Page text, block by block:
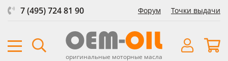
7 (495) 724 81 90 Форум Точки выдачи
оригинальные моторные масла